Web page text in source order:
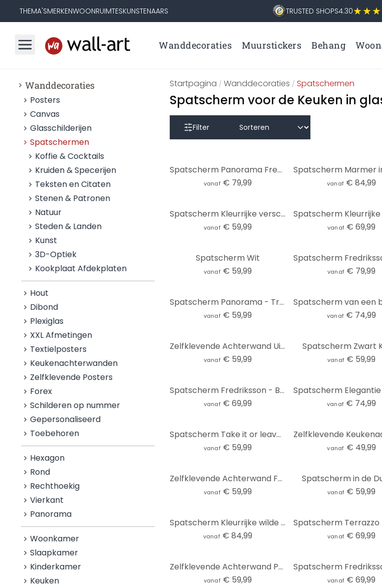
THEMA'SMERKENWOONRUIMTESKUNSTENAARS TRUSTED SHOPS4.30
Wanddecoraties Muurstickers Behang
Wanddecoraties
Posters
Canvas
Glasschilderijen
Spatschermen
Koffie & Cocktails
Kruiden & Specerijen
Teksten en Citaten
Stenen & Patronen
Natuur
Steden & Landen
Kunst
3D-Optiek
Kookplaat Afdekplaten
Hout
Dibond
Plexiglas
XXL Afmetingen
Textielposters
Keukenachterwanden
Zelfklevende Posters
Forex
Schilderen op nummer
Gepersonaliseerd
Toebehoren
Hexagon
Rond
Rechthoekig
Vierkant
Panorama
Woonkamer
Slaapkamer
Kinderkamer
Keuken
Startpagina /Wanddecoraties / Spatschermen
Spatscherm voor de Keuken in
Filter
Spatscherm Panorama Fredriksson - Emeralds
vanaf € 79,99 vanaf € 84,99
Spatscherm Kleurrijke verscheidenheid aan kruiden
vanaf € 59,99 vanaf € 69,99
Spatscherm Wit
vanaf € 59,99 vanaf € 79,99
Spatscherm Panorama - Transparant
vanaf € 59,99 vanaf € 74,99
Zelfklevende Achterwand Uitzicht op het meer - Keller
vanaf € 59,99
Spatscherm Zwart
vanaf € 59,99
Spatscherm Fredriksson - Blue Green Emeralds
vanaf € 69,99 vanaf € 74,99
Spatscherm Take it or leave it
vanaf € 59,99 vanaf € 49,99
Zelfklevende Achterwand Fredriksson - Marmer & Parelmoer
vanaf € 59,99
Spatscherm in de
vanaf € 59,99
Spatscherm Kleurrijke wilde bloemen - UN Designs
vanaf € 84,99 vanaf € 69,99
Zelfklevende Achterwand Paardenbloem droom in de lente - Paksoylu
vanaf € 59,99 vanaf € 69,99